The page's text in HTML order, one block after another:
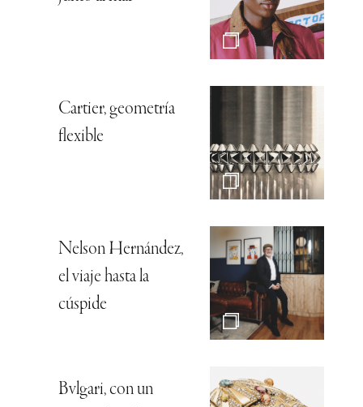
Cartier, geometría
flexible
Nelson Hernández,
el viaje hasta la
cúspide
Bvlgari, con un